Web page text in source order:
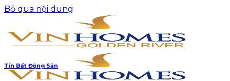
Bỏ qua nội dung
Tin Bất Động Sản